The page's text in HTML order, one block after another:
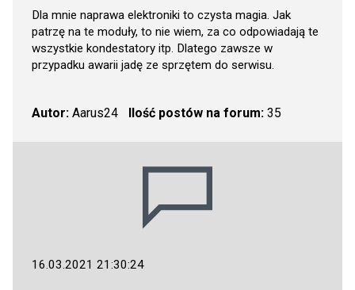
Dla mnie naprawa elektroniki to czysta magia. Jak
patrzę na te moduły, to nie wiem, za co odpowiadają te
wszystkie kondestatory itp. Dlatego zawsze w
przypadku awarii jadę ze sprzętem do serwisu.
Autor: Aarus24 Ilość postów na forum:35
16.03.2021 21:30:24